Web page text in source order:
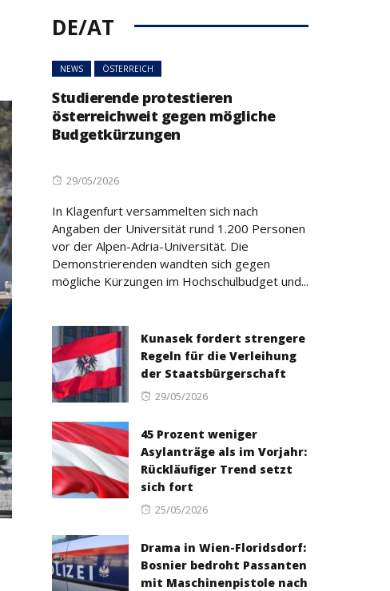
DE/AT
NEWS ÖSTERREICH
Studierende protestieren
österreichweit gegen mögliche
Budgetkürzungen
Posted
29/05/2026
In Klagenfurt versammelten sich nach
Angaben der Universität rund 1.200 Personen
vor der Alpen-Adria-Universität. Die
Demonstrierenden wandten sich gegen
mögliche Kürzungen im Hochschulbudget und...
Kunasek fordert strengere
Regeln für die Verleihung
der Staatsbürgerschaft
Posted
29/05/2026
45 Prozent weniger
Asylanträge als im Vorjahr:
Rückläufiger Trend setzt
sich fort
Posted
25/05/2026
Drama in Wien-Floridsdorf:
Bosnier bedroht Passanten
mit Maschinenpistole nach